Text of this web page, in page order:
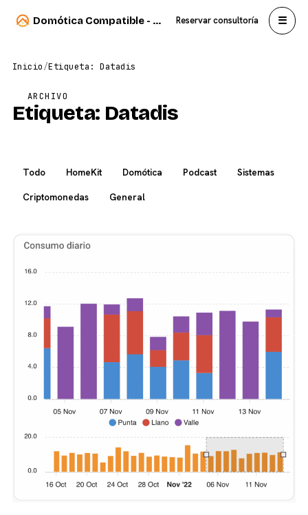
Domótica Compatible - Carlos Sahuquillo Reservar consultoría ☰
Inicio/Etiqueta: Datadis
ARCHIVO
Etiqueta: Datadis
Todo HomeKit Domótica Podcast
Sistemas
Criptomonedas
General